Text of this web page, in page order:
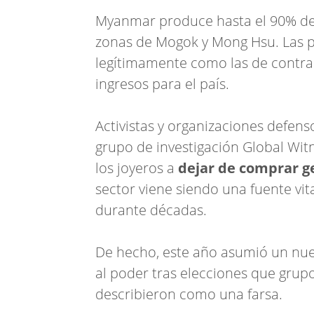
Myanmar produce hasta el 90%
zonas de Mogok y Mong Hsu.
legítimamente como las de
ingresos para el país.
Activistas y organizaciones
grupo de investigación Global
los joyeros a dejar de comprar
sector viene siendo una fuente
durante décadas.
De hecho, este año asumió un
al poder tras elecciones que
describieron como una farsa.